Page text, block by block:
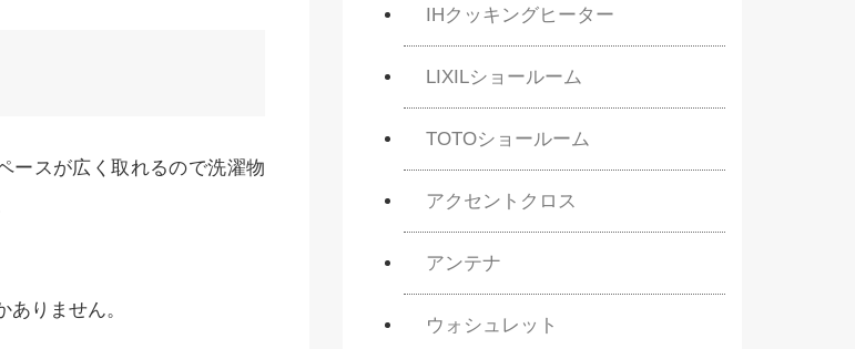
ースが広く取れるので洗濯物
りません。
IHクッキングヒーター
LIXILショールーム
TOTOショールーム
アクセントクロス
アンテナ
ウォシュレット